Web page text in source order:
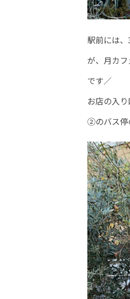
駅前には
が、月カ
です／
お店の入り
②のバス停